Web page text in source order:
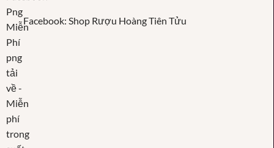
Facebook: Shop Rượu Hoàng Tiên Tửu